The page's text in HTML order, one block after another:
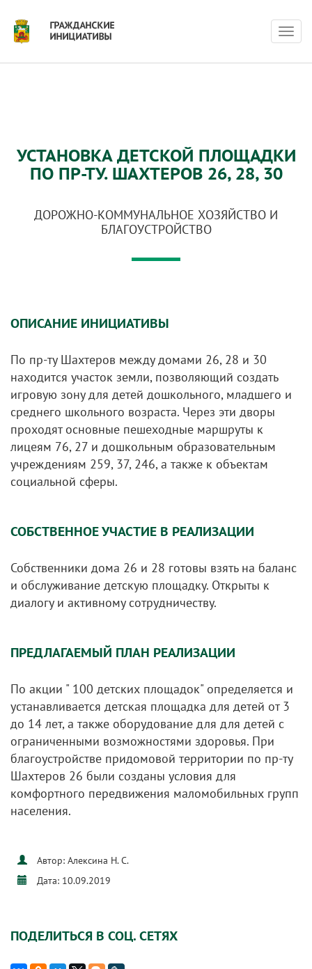
УСТАНОВКА ДЕТСКОЙ ПЛОЩАДКИ
ПО ПР-ТУ. ШАХТЕРОВ 26, 28, 30
ДОРОЖНО-КОММУНАЛЬНОЕ ХОЗЯЙСТВО И
БЛАГОУСТРОЙСТВО
ОПИСАНИЕ ИНИЦИАТИВЫ
По пр-ту Шахтеров между домами 26, 28 и 30
находится участок земли, позволяющий создать
игровую зону для детей дошкольного, младшего и
среднего школьного возраста. Через эти дворы
проходят основные пешеходные маршруты к
лицеям 76, 27 и дошкольным образовательным
учреждениям 259, 37, 246, а также к объектам
социальной сферы.
СОБСТВЕННОЕ УЧАСТИЕ В РЕАЛИЗАЦИИ
Собственники дома 26 и 28 готовы взять на баланс
и обслуживание детскую площадку. Открыты к
диалогу и активному сотрудничеству.
ПРЕДЛАГАЕМЫЙ ПЛАН РЕАЛИЗАЦИИ
По акции " 100 детских площадок" определяется и
устанавливается детская площадка для детей от 3
до 14 лет, а также оборудование для для детей с
ограниченными возможностями здоровья. При
благоустройстве придомовой территории по пр-ту
Шахтеров 26 были созданы условия для
комфортного передвижения маломобильных групп
населения.
Автор: Алексина Н. С.
Дата: 10.09.2019
ПОДЕЛИТЬСЯ В СОЦ. СЕТЯХ